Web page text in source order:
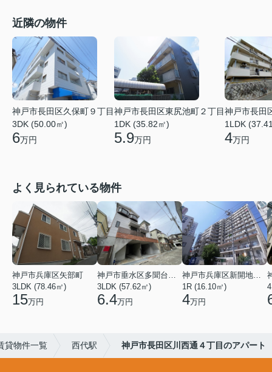
近隣の物件
神戸市長田区久保町９丁目
3DK (50.00㎡)
6万円
神戸市長田区東尻池町２丁目
1DK (35.82㎡)
5.9万円
神戸市長田
1LDK
4万円
よく見られている物件
神戸市兵庫区矢部町
3LDK (78.46㎡)
15万円
神戸市垂水区多聞台２丁目
3LDK (57.62㎡)
6.4万円
神戸市兵庫区新開地１丁目
1R (16.10㎡)
4万円
貸物件一覧 西代駅 神戸市長田区川西通４丁目のアパート